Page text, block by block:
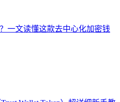
一文读懂这款去中心化加密钱